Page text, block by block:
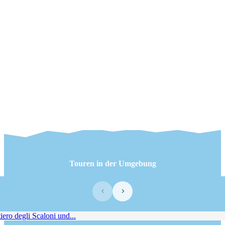
Touren in der Umgebung
‹ ›